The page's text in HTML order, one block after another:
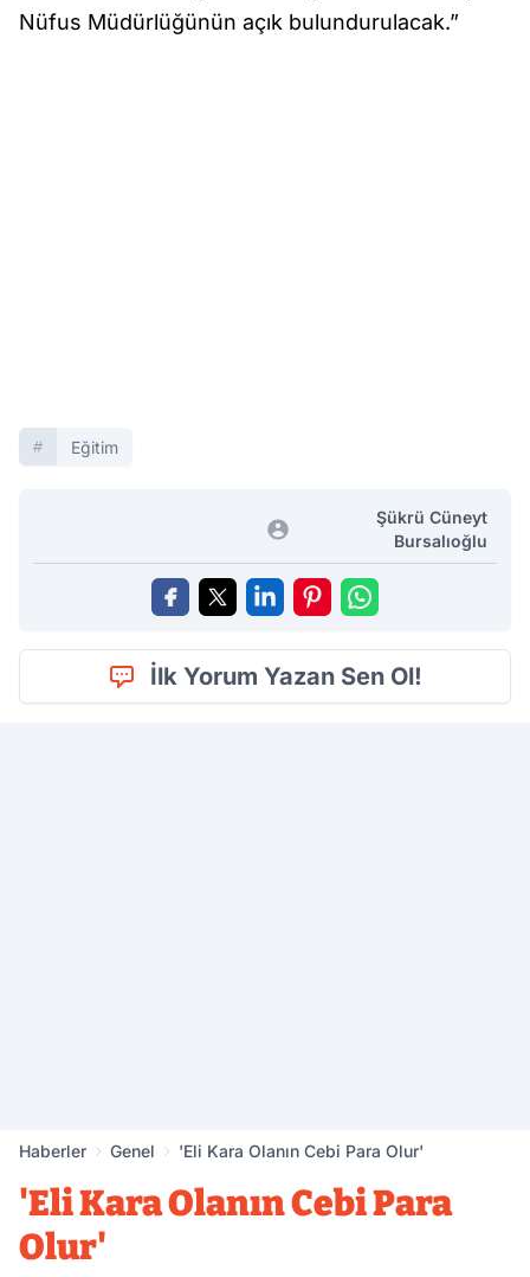
Nüfus Müdürlüğünün açık bulundurulacak.”
Eğitim
Şükrü Cüneyt
Bursalıoğlu
İlk Yorum Yazan Sen Ol!
Haberler Genel 'Eli Kara Olanın Cebi Para Olur'
'Eli Kara Olanın Cebi Para
Olur'